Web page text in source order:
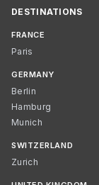
DESTINATIONS
FRANCE
Paris
GERMANY
Berlin
Hamburg
Munich
SWITZERLAND
Zurich